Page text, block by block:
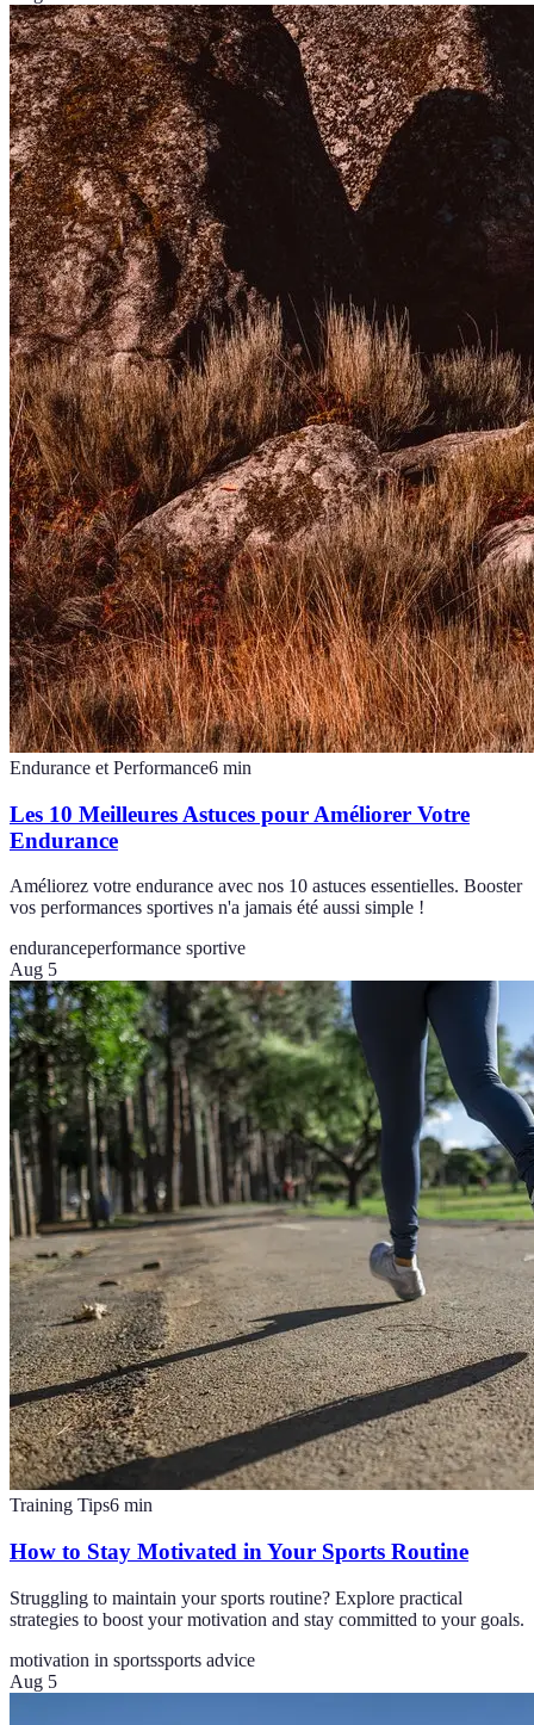
Endurance et Performance6 min
Les 10 Meilleures Astuces pour Améliorer Votre
Endurance
Améliorez votre endurance avec nos 10 astuces essentielles. Booster
vos performances sportives n'a jamais été aussi simple !
enduranceperformance sportive
Aug 5
Training Tips6 min
How to Stay Motivated in Your Sports Routine
Struggling to maintain your sports routine? Explore practical
strategies to boost your motivation and stay committed to your goals.
motivation in sportssports advice
Aug 5